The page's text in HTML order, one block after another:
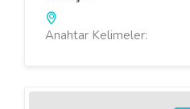
Anahtar Kelimeler: